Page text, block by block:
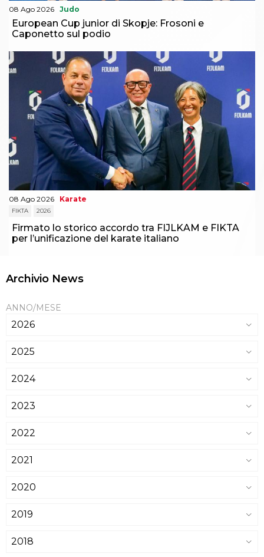
08 Ago 2026 Judo
European Cup junior di Skopje: Frosoni e
Caponetto sul podio
08 Ago 2026 Karate
FIKTA 2026
Firmato lo storico accordo tra FIJLKAM e FIKTA
per l’unificazione del karate italiano
Archivio News
ANNO/MESE
2026
2025
2024
2023
2022
2021
2020
2019
2018